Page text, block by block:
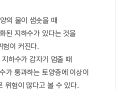
의 물이 샘솟을 때
된 지하수가 있다는 것을
험이 커진다.
하수가 갑자기 멈출 때
가 통과하는 토양층에 이상이
위험이 많다고 볼 수 있다.